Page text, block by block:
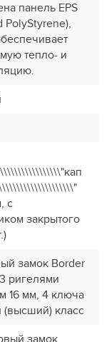
панель EPS
PolyStyrene),
тепло- и
с
закрытого
замок Border
ригелями
16 мм, 4 ключа
(высший) класс
замок